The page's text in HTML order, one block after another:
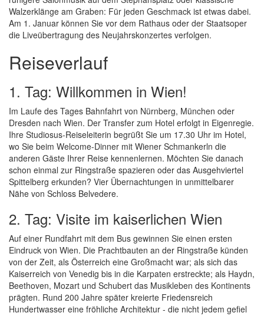
Walzerklänge am Graben: Für jeden Geschmack ist etwas dabei.
Am 1. Januar können Sie vor dem Rathaus oder der Staatsoper
die Liveübertragung des Neujahrskonzertes verfolgen.
Reiseverlauf
1. Tag: Willkommen in Wien!
Im Laufe des Tages Bahnfahrt von Nürnberg, München oder
Dresden nach Wien. Der Transfer zum Hotel erfolgt in Eigenregie.
Ihre Studiosus-Reiseleiterin begrüßt Sie um 17.30 Uhr im Hotel,
wo Sie beim Welcome-Dinner mit Wiener Schmankerln die
anderen Gäste Ihrer Reise kennenlernen. Möchten Sie danach
schon einmal zur Ringstraße spazieren oder das Ausgehviertel
Spittelberg erkunden? Vier Übernachtungen in unmittelbarer
Nähe von Schloss Belvedere.
2. Tag: Visite im kaiserlichen Wien
Auf einer Rundfahrt mit dem Bus gewinnen Sie einen ersten
Eindruck von Wien. Die Prachtbauten an der Ringstraße künden
von der Zeit, als Österreich eine Großmacht war; als sich das
Kaiserreich von Venedig bis in die Karpaten erstreckte; als Haydn,
Beethoven, Mozart und Schubert das Musikleben des Kontinents
prägten. Rund 200 Jahre später kreierte Friedensreich
Hundertwasser eine fröhliche Architektur - die nicht jedem gefiel